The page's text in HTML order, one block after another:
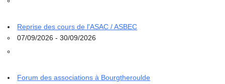
Reprise des cours de l'ASAC / ASBEC
07/09/2026 - 30/09/2026
Forum des associations à Bourgtheroulde